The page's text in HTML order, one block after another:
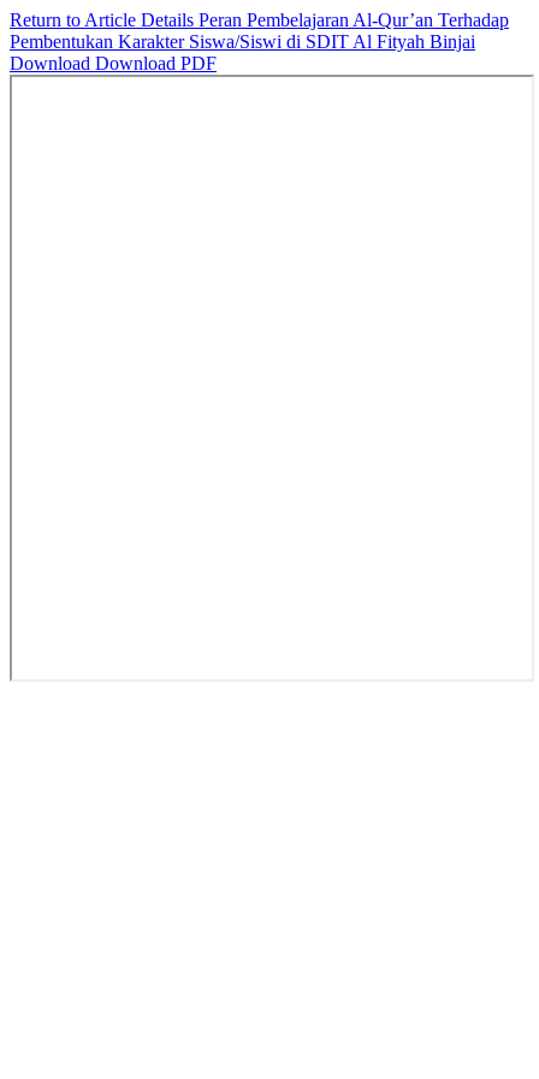
Return to Article Details Peran Pembelajaran Al-Qur’an Terhadap
Pembentukan Karakter Siswa/Siswi di SDIT Al Fityah Binjai
Download Download PDF